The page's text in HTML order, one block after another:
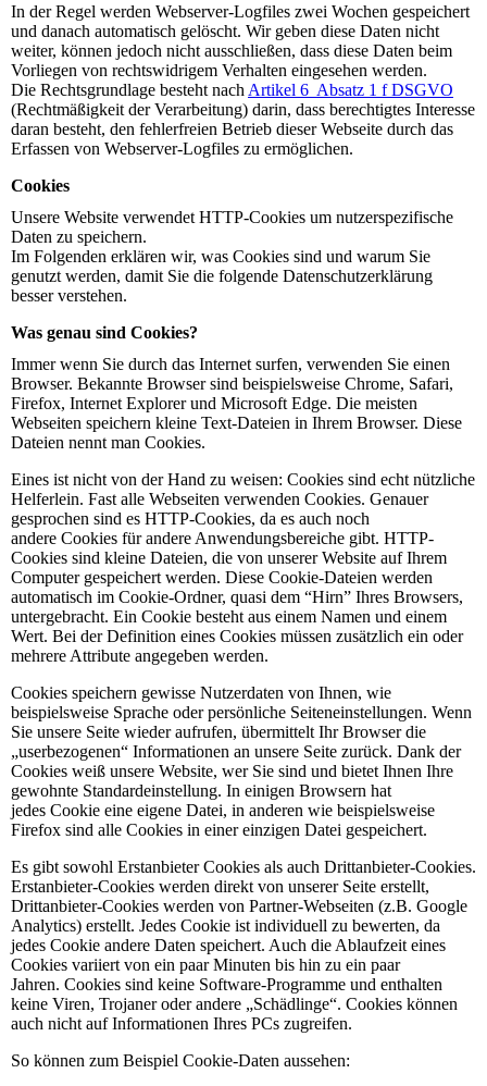
In der Regel werden Webserver-Logfiles zwei Wochen gespeichert
und danach automatisch gelöscht. Wir geben diese Daten nicht
weiter, können jedoch nicht ausschließen, dass diese Daten beim
Vorliegen von rechtswidrigem Verhalten eingesehen werden.
Die Rechtsgrundlage besteht nach Artikel 6 Absatz 1 f DSGVO
(Rechtmäßigkeit der Verarbeitung) darin, dass berechtigtes Interesse
daran besteht, den fehlerfreien Betrieb dieser Webseite durch das
Erfassen von Webserver-Logfiles zu ermöglichen.
Cookies
Unsere Website verwendet HTTP-Cookies um nutzerspezifische
Daten zu speichern.
Im Folgenden erklären wir, was Cookies sind und warum Sie
genutzt werden, damit Sie die folgende Datenschutzerklärung
besser verstehen.
Was genau sind Cookies?
Immer wenn Sie durch das Internet surfen, verwenden Sie einen
Browser. Bekannte Browser sind beispielsweise Chrome, Safari,
Firefox, Internet Explorer und Microsoft Edge. Die meisten
Webseiten speichern kleine Text-Dateien in Ihrem Browser. Diese
Dateien nennt man Cookies.
Eines ist nicht von der Hand zu weisen: Cookies sind echt nützliche
Helferlein. Fast alle Webseiten verwenden Cookies. Genauer
gesprochen sind es HTTP-Cookies, da es auch noch
andere Cookies für andere Anwendungsbereiche gibt. HTTP-
Cookies sind kleine Dateien, die von unserer Website auf Ihrem
Computer gespeichert werden. Diese Cookie-Dateien werden
automatisch im Cookie-Ordner, quasi dem “Hirn” Ihres Browsers,
untergebracht. Ein Cookie besteht aus einem Namen und einem
Wert. Bei der Definition eines Cookies müssen zusätzlich ein oder
mehrere Attribute angegeben werden.
Cookies speichern gewisse Nutzerdaten von Ihnen, wie
beispielsweise Sprache oder persönliche Seiteneinstellungen. Wenn
Sie unsere Seite wieder aufrufen, übermittelt Ihr Browser die
„userbezogenen“ Informationen an unsere Seite zurück. Dank der
Cookies weiß unsere Website, wer Sie sind und bietet Ihnen Ihre
gewohnte Standardeinstellung. In einigen Browsern hat
jedes Cookie eine eigene Datei, in anderen wie beispielsweise
Firefox sind alle Cookies in einer einzigen Datei gespeichert.
Es gibt sowohl Erstanbieter Cookies als auch Drittanbieter-Cookies.
Erstanbieter-Cookies werden direkt von unserer Seite erstellt,
Drittanbieter-Cookies werden von Partner-Webseiten (z.B. Google
Analytics) erstellt. Jedes Cookie ist individuell zu bewerten, da
jedes Cookie andere Daten speichert. Auch die Ablaufzeit eines
Cookies variiert von ein paar Minuten bis hin zu ein paar
Jahren. Cookies sind keine Software-Programme und enthalten
keine Viren, Trojaner oder andere „Schädlinge“. Cookies können
auch nicht auf Informationen Ihres PCs zugreifen.
So können zum Beispiel Cookie-Daten aussehen: